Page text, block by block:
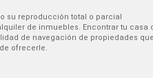
su reproducción total o parcial
de navegación de propiedades
ofrecerle.